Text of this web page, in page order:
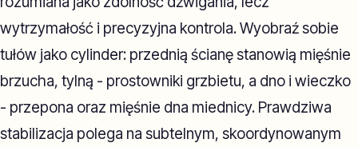
wytrzymałość i precyzyjna kontrola. Wyobraź sobie
tułów jako cylinder: przednią ścianę stanowią mięśnie
brzucha, tylną - prostowniki grzbietu, a dno i wieczko
- przepona oraz mięśnie dna miednicy. Prawdziwa
stabilizacja polega na subtelnym, skoordynowanym